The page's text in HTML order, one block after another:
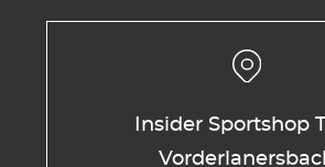
Insider Sportshop